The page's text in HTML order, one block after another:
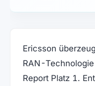
Ericsson
RAN-
Report Platz 1.